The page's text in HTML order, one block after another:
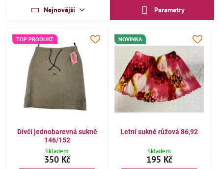
Nejnovější Parametry
TOP PRODUKT
Dívčí jednobarevná sukně
146/152
Skladem
350 Kč
NOVINKA
Letní sukně růžová 86,92
Skladem
195 Kč